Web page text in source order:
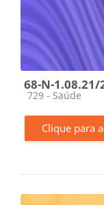
68-N-
Categoria da
729 - Saúde
Clique para